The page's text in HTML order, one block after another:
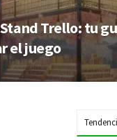
Trello: tu
el juego